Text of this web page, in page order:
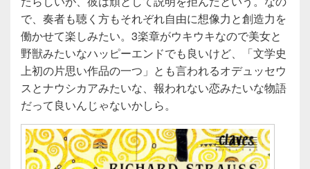
で、奏者も聴く方もそれぞれ自由に想像力と創造力を
働かせて楽しみたい。3楽章がウキウキなので美女と
野獣みたいなハッピーエンドでも良いけど、「文学史
上初の片思い作品の一つ」とも言われるオデュッセウ
スとナウシカアみたいな、報われない恋みたいな物語
だって良いんじゃないかしら。